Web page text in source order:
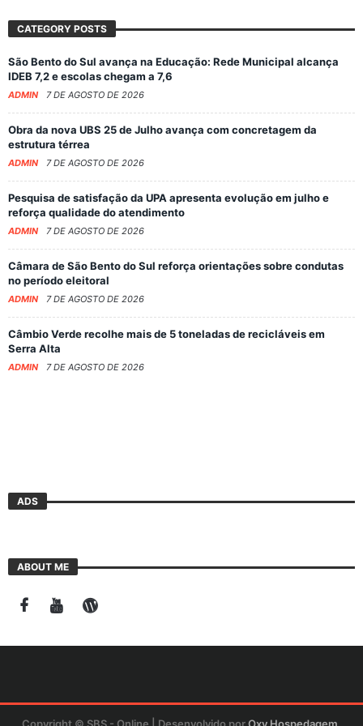
CATEGORY POSTS
São Bento do Sul avança na Educação: Rede Municipal alcança
IDEB 7,2 e escolas chegam a 7,6
ADMIN 7 DE AGOSTO DE 2026
Obra da nova UBS 25 de Julho avança com concretagem da
estrutura térrea
ADMIN 7 DE AGOSTO DE 2026
Pesquisa de satisfação da UPA apresenta evolução em julho e
reforça qualidade do atendimento
ADMIN 7 DE AGOSTO DE 2026
Câmara de São Bento do Sul reforça orientações sobre condutas
no período eleitoral
ADMIN 7 DE AGOSTO DE 2026
Câmbio Verde recolhe mais de 5 toneladas de recicláveis em
Serra Alta
ADMIN 7 DE AGOSTO DE 2026
ADS
ABOUT ME